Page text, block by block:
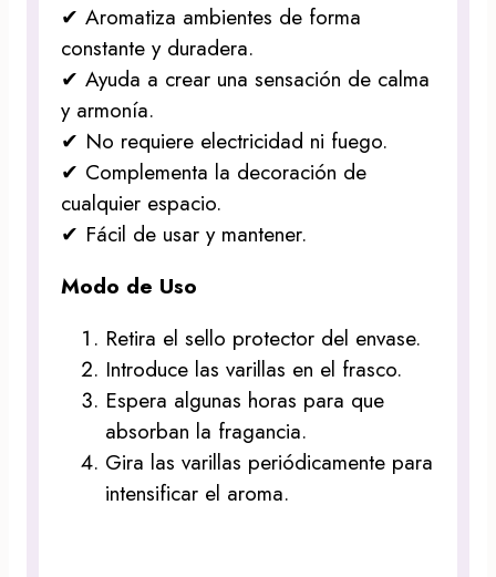
✔ Aromatiza ambientes de forma
constante y duradera.
✔ Ayuda a crear una sensación de calma
y armonía.
✔ No requiere electricidad ni fuego.
✔ Complementa la decoración de
cualquier espacio.
✔ Fácil de usar y mantener.
Modo de Uso
Retira el sello protector del envase.
Introduce las varillas en el frasco.
Espera algunas horas para que
absorban la fragancia.
Gira las varillas periódicamente para
intensificar el aroma.